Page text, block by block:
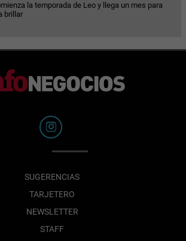
la temporada de Leo y llega un mes para
brillar
SUGERENCIAS
TARJETERO
NEWSLETTER
STAFF